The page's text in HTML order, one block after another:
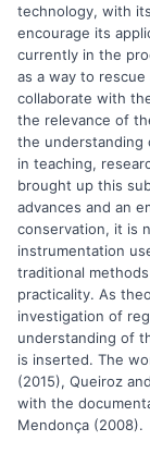
technology, with
encourage its
currently in the
as a way to
collaborate with
the relevance of
the understanding
in teaching,
brought up this
advances and an
conservation, it is
instrumentation
traditional
practicality. As
investigation of
understanding of
is inserted. The
(2015), Queiroz
with the
Mendonça (2008).